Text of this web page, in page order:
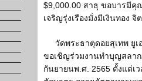
$9,000.00 สาธุ ขอบารมี
เจริญรุ่งเรืองมั่งมีเงินทอง
วัดพระธาตุดอยสุเทพ ยู
ขอเชิญร่วมงานทำบุญสลา
กันยายนพ.ศ. 2565 ตั้งแต่เ